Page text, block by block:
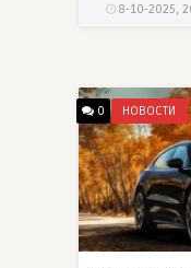
8-10-2025,
0 НОВОСТИ